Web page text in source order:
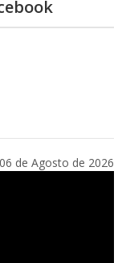
de Agosto de 2026